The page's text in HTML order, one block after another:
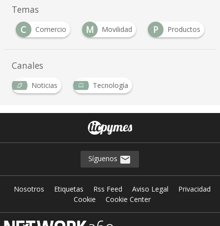
Temas
C
Comercio M Movilidad P Productos
Canales
Noticias Tecnología
Síguenos
Nosotros Etiquetas Rss Feed Aviso Legal
Privacidad
Cookie
Cookie Center